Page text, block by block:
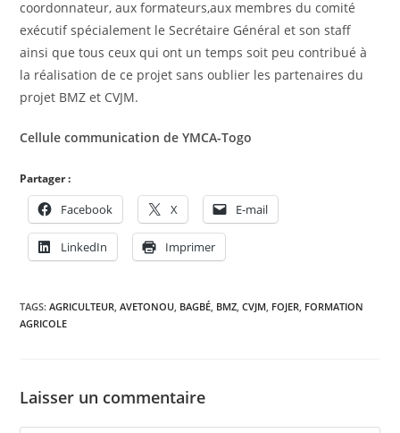
coordonnateur, aux formateurs,aux membres du comité
exécutif spécialement le Secrétaire Général et son staff
ainsi que tous ceux qui ont un temps soit peu contribué à
la réalisation de ce projet sans oublier les partenaires du
projet BMZ et CVJM.
Cellule communication de YMCA-Togo
Partager :
Facebook X E-mail
LinkedIn Imprimer
TAGS:AGRICULTEUR, AVETONOU, BAGBÉ, BMZ, CVJM, FOJER, FORMATION
AGRICOLE
Laisser un commentaire